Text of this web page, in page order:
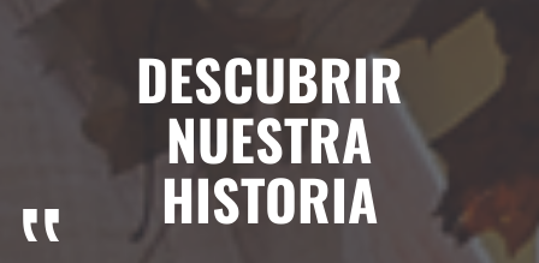
DESCUBRIR
NUESTRA
HISTORIA